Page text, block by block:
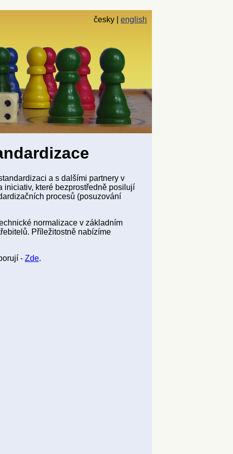
česky english
a s dalšími partnery v
iniciativ, které bezprostředně posilují
procesů (posuzování
normalizace v základním
Příležitostně nabízíme
- Zde.